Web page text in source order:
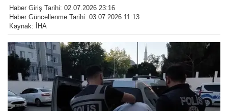
Haber Giriş Tarihi: 02.07.2026 23:16
Haber Güncellenme Tarihi: 03.07.2026 11:13
Kaynak: İHA